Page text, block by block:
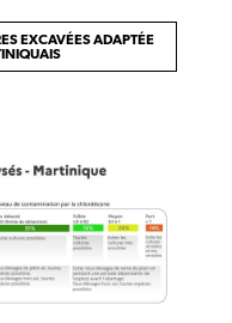
EXCAVÉES ADAPTÉE